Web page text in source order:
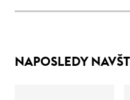
NAPOSLEDY